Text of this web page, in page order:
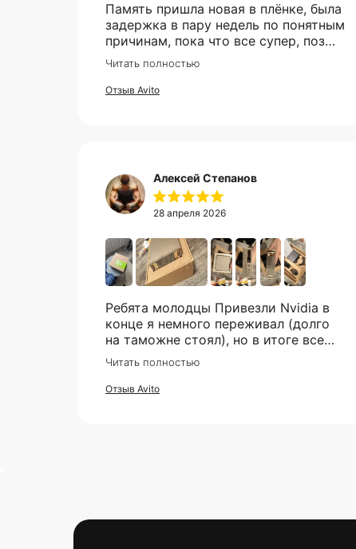
Память пришла новая в плёнке, была
задержка в пару недель по понятным
причинам, пока что все супер, позже
в сборке проверю и отзыв дополню
Читать полностью
Отзыв Avito
Алексей Степанов
28 апреля 2026
Ребята молодцы Привезли Nvidia в
конце я немного переживал (долго
на таможне стоял), но в итоге все
супер. Отдельное спасибо что всегда
отвечали практически мгновенно,
клиентская поддержка на самом
Читать полностью
Отзыв Avito